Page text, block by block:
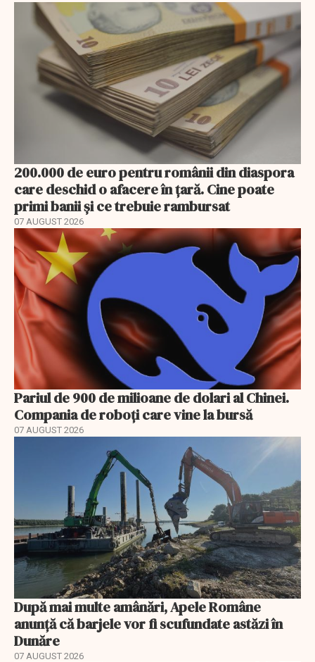
200.000 de euro pentru românii din diaspora
care deschid o afacere în țară. Cine poate
primi banii și ce trebuie rambursat
07 AUGUST 2026
Pariul de 900 de milioane de dolari al Chinei.
Compania de roboți care vine la bursă
07 AUGUST 2026
După mai multe amânări, Apele Române
anunță că barjele vor fi scufundate astăzi în
Dunăre
07 AUGUST 2026